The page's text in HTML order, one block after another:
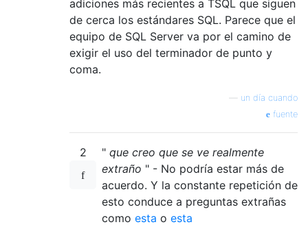
adiciones más recientes a TSQL que siguen
de cerca los estándares SQL. Parece que el
equipo de SQL Server va por el camino de
exigir el uso del terminador de punto y
coma.
un día cuando
fuente
2 " que creo que se ve realmente
extraño " - No podría estar más de
acuerdo. Y la constante repetición de
esto conduce a preguntas extrañas
como esta o esta